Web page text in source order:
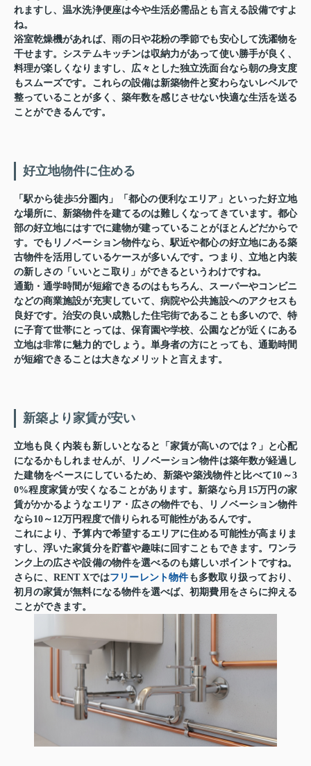
れますし、温水洗浄便座は今や生活必需品とも言える設備ですよ
ね。
浴室乾燥機があれば、雨の日や花粉の季節でも安心して洗濯物を
干せます。システムキッチンは収納力があって使い勝手が良く、
料理が楽しくなりますし、広々とした独立洗面台なら朝の身支度
もスムーズです。これらの設備は新築物件と変わらないレベルで
整っていることが多く、築年数を感じさせない快適な生活を送る
ことができるんです。
好立地物件に住める
「駅から徒歩5分圏内」「都心の便利なエリア」といった好立地
な場所に、新築物件を建てるのは難しくなってきています。都心
部の好立地にはすでに建物が建っていることがほとんどだからで
す。でもリノベーション物件なら、駅近や都心の好立地にある築
古物件を活用しているケースが多いんです。つまり、立地と内装
の新しさの「いいとこ取り」ができるというわけですね。
通勤・通学時間が短縮できるのはもちろん、スーパーやコンビニ
などの商業施設が充実していて、病院や公共施設へのアクセスも
良好です。治安の良い成熟した住宅街であることも多いので、特
に子育て世帯にとっては、保育園や学校、公園などが近くにある
立地は非常に魅力的でしょう。単身者の方にとっても、通勤時間
が短縮できることは大きなメリットと言えます。
新築より家賃が安い
立地も良く内装も新しいとなると「家賃が高いのでは？」と心配
になるかもしれませんが、リノベーション物件は築年数が経過し
た建物をベースにしているため、新築や築浅物件と比べて10～3
0%程度家賃が安くなることがあります。新築なら月15万円の家
賃がかかるようなエリア・広さの物件でも、リノベーション物件
なら10～12万円程度で借りられる可能性があるんです。
これにより、予算内で希望するエリアに住める可能性が高まりま
すし、浮いた家賃分を貯蓄や趣味に回すこともできます。ワンラ
ンク上の広さや設備の物件を選べるのも嬉しいポイントですね。
さらに、 RENT Xではフリーレント物件も多数取り扱っており 、
初月の家賃が無料になる物件を選べば、初期費用をさらに抑える
ことができます。